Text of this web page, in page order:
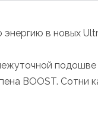
в новых
подошве
BOOST.